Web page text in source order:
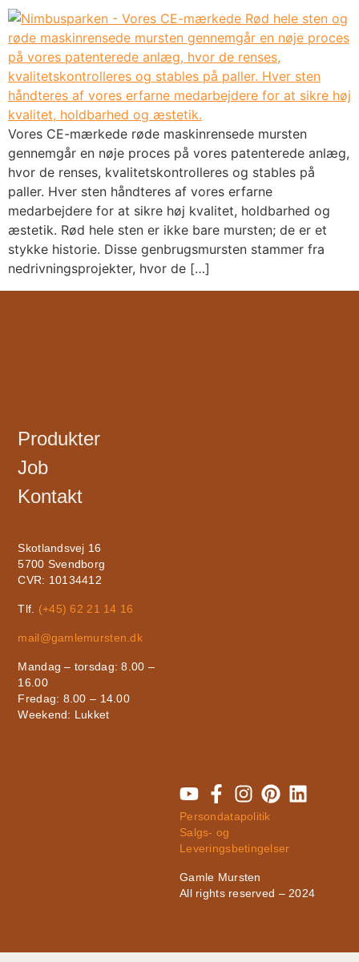
Vores CE-mærkede røde maskinrensede mursten
gennemgår en nøje proces på vores patenterede anlæg,
hvor de renses, kvalitetskontrolleres og stables på
paller. Hver sten håndteres af vores erfarne
medarbejdere for at sikre høj kvalitet, holdbarhed og
æstetik. Rød hele sten er ikke bare mursten; de er et
stykke historie. Disse genbrugsmursten stammer fra
nedrivningsprojekter, hvor de […]
Produkter
Job
Kontakt
Skotlandsvej 16
5700 Svendborg
CVR: 10134412
Tlf. (+45) 62 21 14 16
mail@gamlemursten.dk
Mandag – torsdag: 8.00 –
16.00
Fredag: 8.00 – 14.00
Weekend: Lukket
Persondatapolitik
Salgs- og
Leveringsbetingelser
Gamle Mursten
All rights reserved – 2024